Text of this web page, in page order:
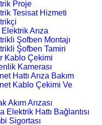
Proje
Tesisat Hizmeti
Arıza
Şofben Montajı
Şofben Tamiri
Kablo Çekimi
Kamerası
Hattı Arıza Bakım
Kablo Çekimi Ve
Akım Arızası
Elektrik Hattı Bağlantısı
Sigortası